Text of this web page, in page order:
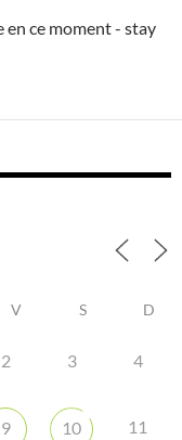
en ce moment - stay
V S D
2 3 4
9 10 11